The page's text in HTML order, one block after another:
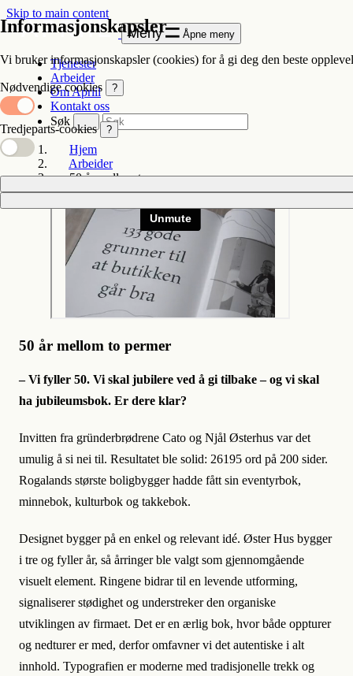
Skip to main content
Meny Åpne meny
Tjenester
Arbeider
Om Apriil
Kontakt oss
Søk
Hjem
Arbeider
50 år mellom to permer
50 år mellom to permer
– Vi fyller 50. Vi skal jubilere ved å gi tilbake – og vi skal
ha jubileumsbok. Er dere klar?
Invitten fra gründerbrødrene Cato og Njål Østerhus var det
umulig å si nei til. Resultatet ble solid: 26195 ord på 200 sider.
Rogalands største boligbygger hadde fått sin eventyrbok,
minnebok, kulturbok og takkebok.
Designet bygger på en enkel og relevant idé. Øster Hus bygger
i tre og fyller år, så årringer ble valgt som gjennomgående
visuelt element. Ringene bidrar til en levende utforming,
signaliserer stødighet og understreker den organiske
utviklingen av firmaet. Det er en ærlig bok, hvor både oppturer
og nedturer er med, derfor omfavner vi det autentiske i alt
innhold. Typografien er moderne med tradisjonelle trekk og
Informasjonskapsler
Vi bruker informasjonskapsler (cookies) for å gi deg den beste
Nødvendige cookies ?
Tredjeparts-cookies ?